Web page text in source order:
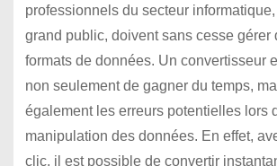
professionnels du secteur
grand public, doivent sans cesse gérer
formats de données. Un convertisseur
non seulement de gagner du temps,
également les erreurs potentielles lors
manipulation des données. En effet,
clic, il est possible de convertir